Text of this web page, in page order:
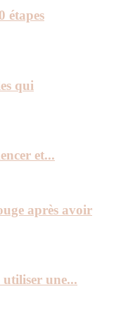
étapes
qui
et...
après avoir
utiliser une...